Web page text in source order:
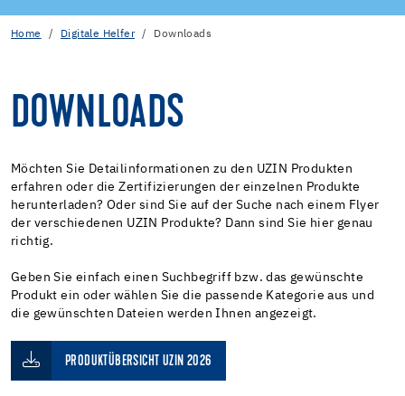
Home Digitale Helfer Downloads
DOWNLOADS
Möchten Sie Detailinformationen zu den UZIN Produkten
erfahren oder die Zertifizierungen der einzelnen Produkte
herunterladen? Oder sind Sie auf der Suche nach einem Flyer
der verschiedenen UZIN Produkte? Dann sind Sie hier genau
richtig.
Geben Sie einfach einen Suchbegriff bzw. das gewünschte
Produkt ein oder wählen Sie die passende Kategorie aus und
die gewünschten Dateien werden Ihnen angezeigt.
PRODUKTÜBERSICHT UZIN 2026